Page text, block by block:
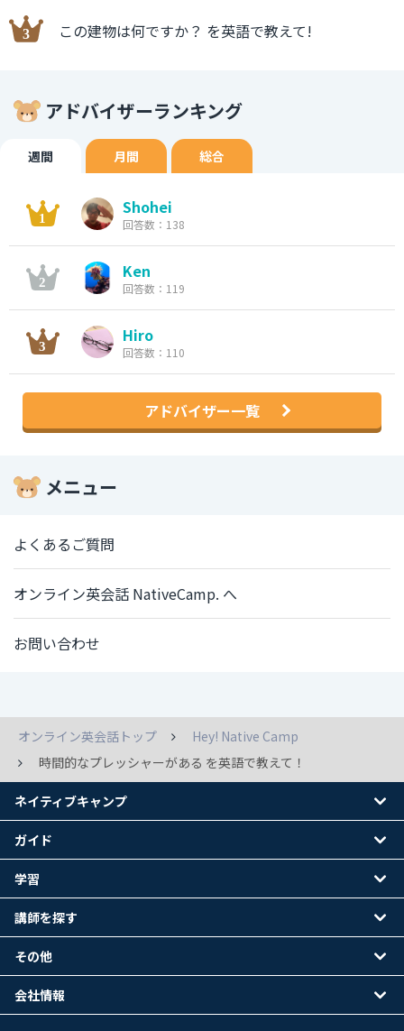
この建物は何ですか？ を英語で教えて!
アドバイザーランキング
週間 月間 総合
Shohei
回答数：138
Ken
回答数：119
Hiro
回答数：110
アドバイザー一覧
メニュー
よくあるご質問
オンライン英会話 NativeCamp. へ
お問い合わせ
オンライン英会話トップ
Hey! Native Camp
時間的なプレッシャーがある を英語で教えて！
ネイティブキャンプ
ガイド
学習
講師を探す
その他
会社情報